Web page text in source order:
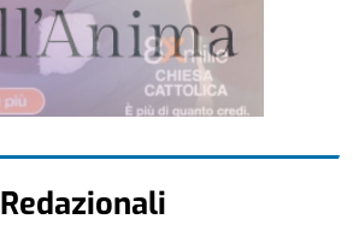
Redazionali